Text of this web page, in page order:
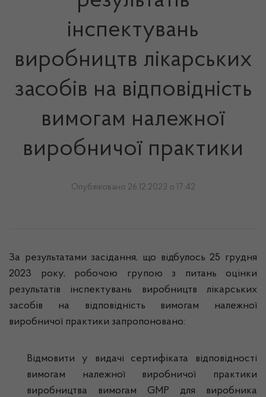
інспектувань
виробництв лікарських
засобів на відповідність
вимогам належної
виробничої практики
Опубліковано 26.12.2023 о 17:42
За результатами засідання, що відбулось 25 грудня
2023 року, робочою групою з питань оцінки
результатів інспектувань виробництв лікарських
засобів на відповідність вимогам належної
виробничої практики запропоновано:
Відмовити у видачі сертифіката відповідності
вимогам належної виробничої практики
виробництва вимогам GMP для виробника